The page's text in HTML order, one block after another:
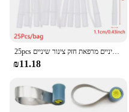
25pcs שלנו חד פעמי רוק ניקוי שיניים כירורגי טיפים שאיבה רזה סוג ארוך רפואת שיניים מרפאת חזק צינור שיניים
₪11.18